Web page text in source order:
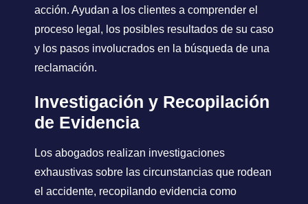
acción. Ayudan a los clientes a comprender el
proceso legal, los posibles resultados de su caso
y los pasos involucrados en la búsqueda de una
reclamación.
Investigación y Recopilación
de Evidencia
Los abogados realizan investigaciones
exhaustivas sobre las circunstancias que rodean
el accidente, recopilando evidencia como